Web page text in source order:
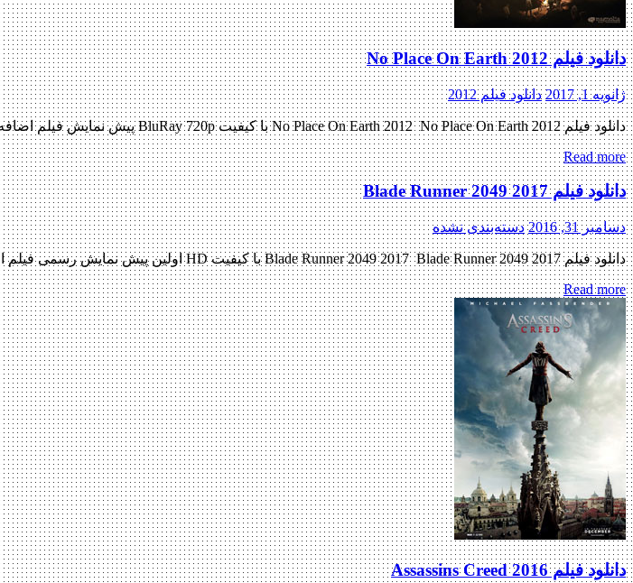
دانلود فیلم No Place On Earth 2012
ژانویه 1, 2017 دانلود فیلم 2012
دانلود فیلم No Place On Earth 2012 No Place On Earth 2012 با کیفیت BluRay 720p پیش نمایش فیلم اضافه شد نسخه کم حجم و با کیفیت x265 به زودی منتشر کننده فایل: ژانر : […]
Read more
دانلود فیلم Blade Runner 2049 2017
دسامبر 31, 2016 دسته‌بندی نشده
دانلود فیلم Blade Runner 2049 2017 Blade Runner 2049 2017 با کیفیت HD اولین پیش نمایش رسمی فیلم اضافه شد منتشر کننده فایل: ژانر : علمی تخیلی , ماجرایی , غم انگیز به این فیلم […]
Read more
دانلود فیلم Assassins Creed 2016